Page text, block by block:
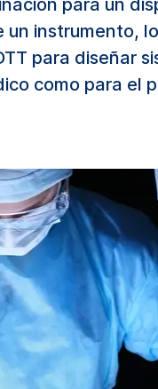
para un
instrumento,
para diseñar
como para el